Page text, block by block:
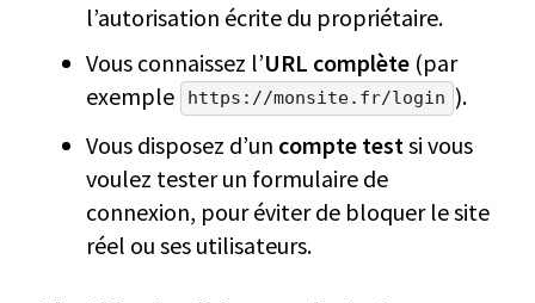
l’autorisation écrite du propriétaire.
Vous connaissez l’URL complète (par
exemple
https://monsite.fr/login ).
Vous disposez d’un compte test si vous
voulez tester un formulaire de
connexion, pour éviter de bloquer le site
réel ou ses utilisateurs.